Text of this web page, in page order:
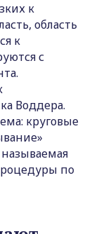
к
область
к
с
Воддера.
круговые
по